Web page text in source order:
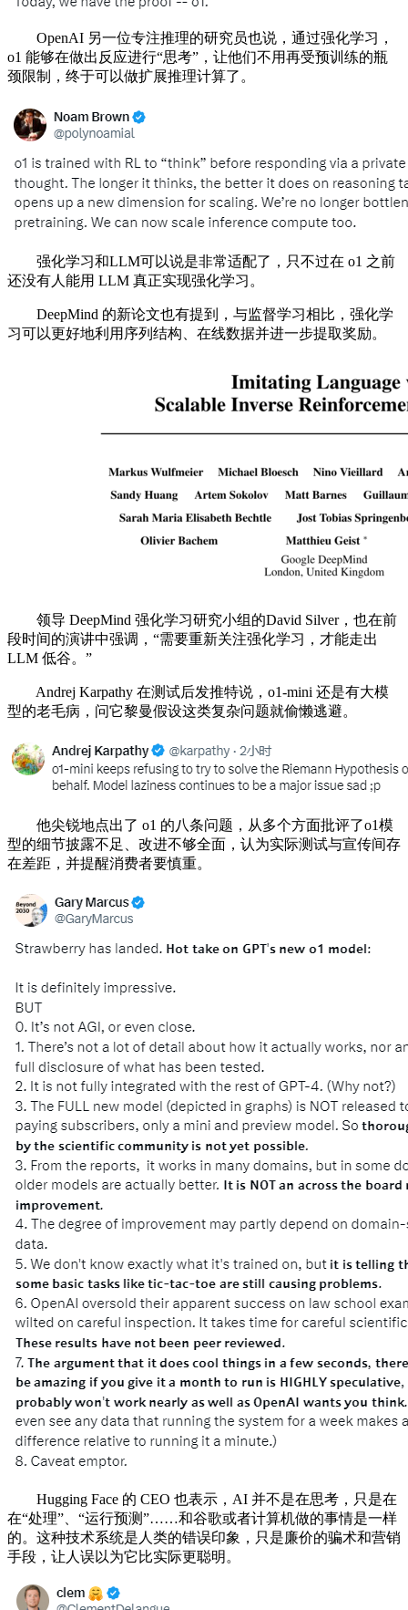
OpenAI 另一位专注推理的研究员也说，通过强化学习，
o1 能够在做出反应进行“思考”，让他们不用再受预训练的瓶
颈限制，终于可以做扩展推理计算了。
强化学习和LLM可以说是非常适配了，只不过在 o1 之前
还没有人能用 LLM 真正实现强化学习。
DeepMind 的新论文也有提到，与监督学习相比，强化学
习可以更好地利用序列结构、在线数据并进一步提取奖励。
领导 DeepMind 强化学习研究小组的David Silver，也在前
段时间的演讲中强调，“需要重新关注强化学习，才能走出
LLM 低谷。”
Andrej Karpathy 在测试后发推特说，o1-mini 还是有大模
型的老毛病，问它黎曼假设这类复杂问题就偷懒逃避。
他尖锐地点出了 o1 的八条问题，从多个方面批评了o1模
型的细节披露不足、改进不够全面，认为实际测试与宣传间存
在差距，并提醒消费者要慎重。
Hugging Face 的 CEO 也表示，AI 并不是在思考，只是在
在“处理”、“运行预测”……和谷歌或者计算机做的事情是一样
的。这种技术系统是人类的错误印象，只是廉价的骗术和营销
手段，让人误以为它比实际更聪明。